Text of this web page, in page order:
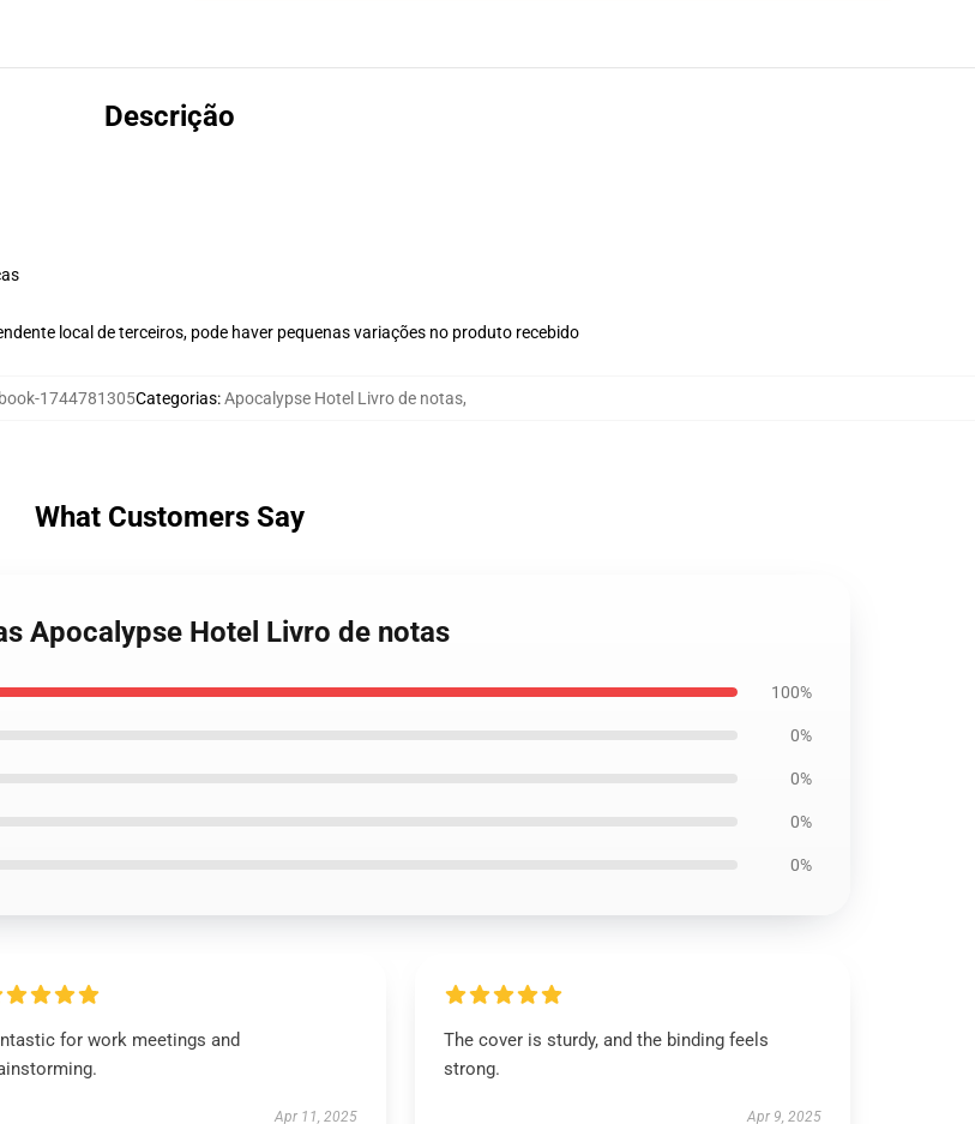
Descrição
local de terceiros, pode haver pequenas variações no produto recebido
1744781305Categorias:Apocalypse Hotel Livro de notas,
What Customers Say
Apocalypse Hotel Livro de notas
100%
0%
0%
0%
0%
for work meetings and
Apr 11, 2025
The cover is sturdy, and the binding feels
strong.
Apr 9, 2025